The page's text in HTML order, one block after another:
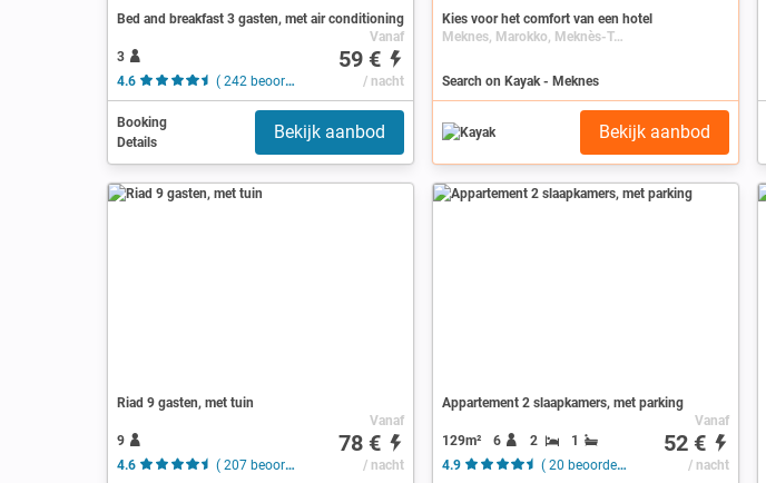
Bed and breakfast 3 gasten, met air conditioning
3
4.6
( 242 beoordelingen )
Vanaf
59 €
/ nacht
Booking
Details
Bekijk aanbod
Kies voor het comfort van een hotel
Meknes, Marokko, Meknès-Tafilalet
Search on Kayak - Meknes
Bekijk aanbod
Riad 9 gasten, met tuin
9
4.6
( 207 beoordelingen )
Vanaf
78 €
/ nacht
Appartement 2 slaapkamers, met parking
129m² 6 2
1
4.9
( 20 beoordelingen )
Vanaf
52 €
/ nacht